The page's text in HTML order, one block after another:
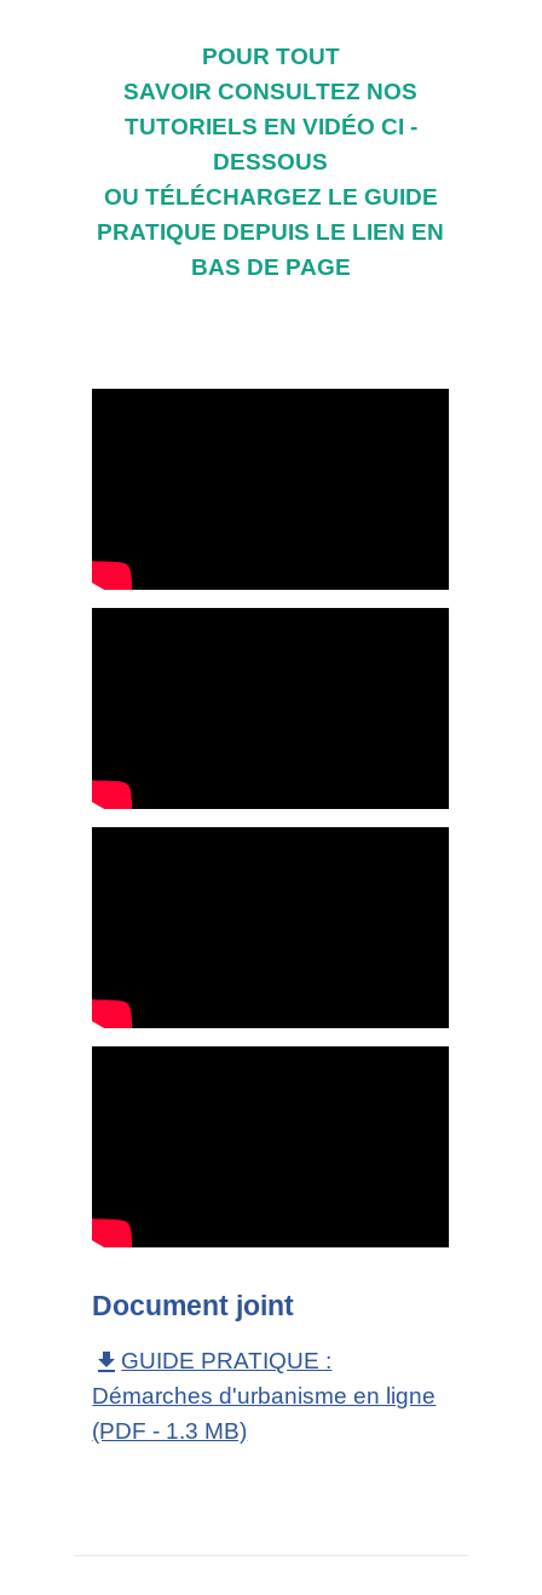
POUR TOUT
SAVOIR CONSULTEZ NOS
TUTORIELS EN VIDÉO CI -
DESSOUS
OU TÉLÉCHARGEZ LE GUIDE
PRATIQUE DEPUIS LE LIEN EN
BAS DE PAGE
Document joint
file_downloadGUIDE PRATIQUE :
Démarches d'urbanisme en ligne
(PDF - 1.3 MB)